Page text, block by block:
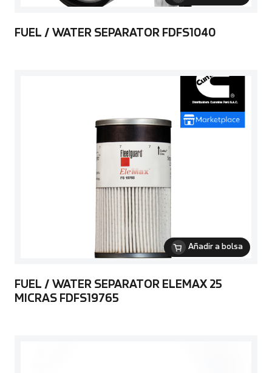
FUEL / WATER SEPARATOR FDFS1040
Añadir a bolsa
FUEL / WATER SEPARATOR ELEMAX 25
MICRAS FDFS19765